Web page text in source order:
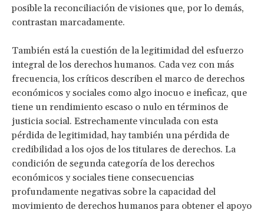
posible la reconciliación de visiones que, por lo demás,
contrastan marcadamente.
También está la cuestión de la legitimidad del esfuerzo
integral de los derechos humanos. Cada vez con más
frecuencia, los críticos describen el marco de derechos
económicos y sociales como algo inocuo e ineficaz, que
tiene un rendimiento escaso o nulo en términos de
justicia social. Estrechamente vinculada con esta
pérdida de legitimidad, hay también una pérdida de
credibilidad a los ojos de los titulares de derechos. La
condición de segunda categoría de los derechos
económicos y sociales tiene consecuencias
profundamente negativas sobre la capacidad del
movimiento de derechos humanos para obtener el apoyo